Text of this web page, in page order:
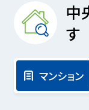
中
す
マンション